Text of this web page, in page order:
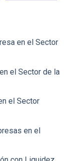
en el Sector
el Sector de la
el Sector
en el